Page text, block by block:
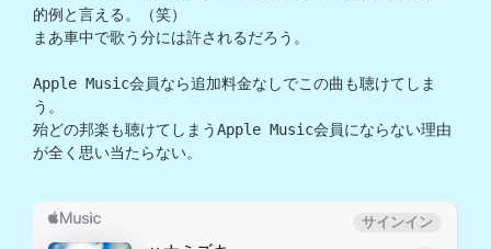
的例と言える。（笑）
まあ車中で歌う分には許されるだろう。
Apple Music会員なら追加料金なしでこの曲も聴けてしま
う。
殆どの邦楽も聴けてしまうApple Music会員にならない理由
が全く思い当たらない。